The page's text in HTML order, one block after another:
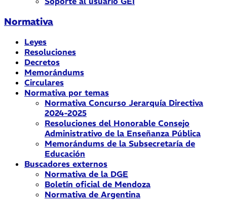
Normativa
Leyes
Resoluciones
Decretos
Memorándums
Circulares
Normativa por temas
Normativa Concurso Jerarquía Directiva
2024-2025
Resoluciones del Honorable Consejo
Administrativo de la Enseñanza Pública
Memorándums de la Subsecretaría de
Educación
Buscadores externos
Normativa de la DGE
Boletín oficial de Mendoza
Normativa de Argentina